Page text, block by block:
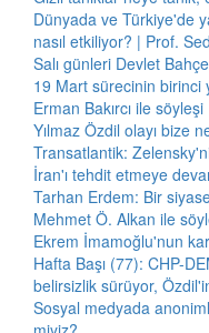
Dünyada ve Türkiye'de
nasıl etkiliyor? | Prof.
Salı günleri Devlet
19 Mart sürecinin birinci
Erman Bakırcı ile söyleşi
Yılmaz Özdil olayı bize
Transatlantik:
İran'ı tehdit etmeye
Tarhan Erdem: Bir
Mehmet Ö. Alkan ile
Ekrem İmamoğlu'nun
Hafta Başı (77): CHP-
belirsizlik sürüyor,
Sosyal medyada